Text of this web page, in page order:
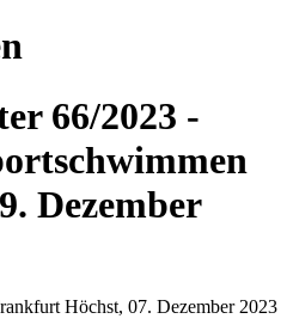
66/2023 -
Dezember
Höchst, 07. Dezember 2023